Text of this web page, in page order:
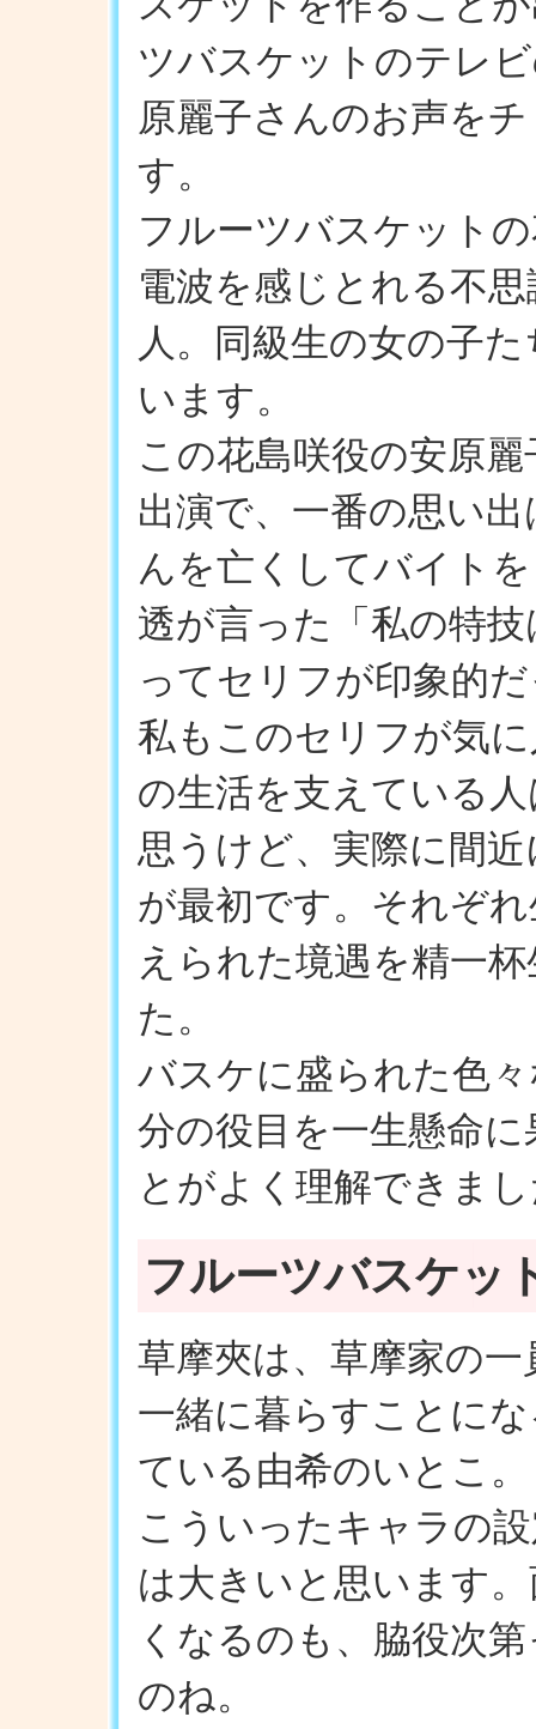
ツバスケットのテレ
原麗子さんのお声を
す。
フルーツバスケット
電波を感じとれる不
人。同級生の女の子
います。
この花島咲役の安原
出演で、一番の思い
んを亡くしてバイト
透が言った「私の特
ってセリフが印象的
私もこのセリフが気
の生活を支えている
思うけど、実際に間
が最初です。それぞ
えられた境遇を精一
た。
バスケに盛られた色
分の役目を一生懸命
とがよく理解できま
フルーツバスケッ
草摩夾は、草摩家の
一緒に暮らすことに
ている由希のいとこ。
こういったキャラの
は大きいと思います
くなるのも、脇役次
のね。